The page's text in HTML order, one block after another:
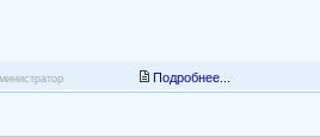
Подробнее...